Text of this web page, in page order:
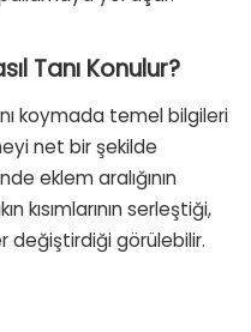
Tanı Konulur?
koymada temel bilgileri
net bir şekilde
eklem aralığının
kısımlarının serleştiği,
değiştirdiği görülebilir.